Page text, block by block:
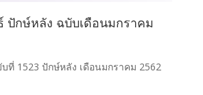
ปักษ์หลัง ฉบับเดือนมกราคม
ที่ 1523 ปักษ์หลัง เดือนมกราคม 2562